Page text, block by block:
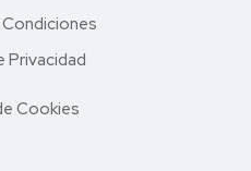
Privacidad
Cookies